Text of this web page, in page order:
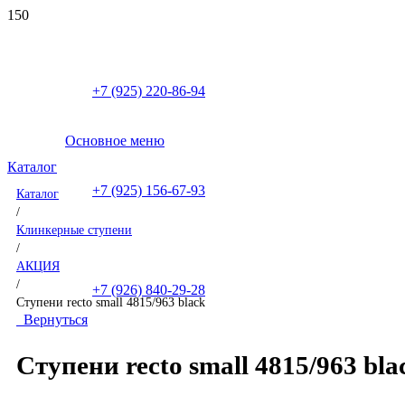
+7 (925) 220-86-94
+7 (925) 156-67-93
+7 (926) 840-29-28
Основное меню
Каталог
Каталог
/
Клинкерные ступени
/
АКЦИЯ
/
Ступени recto small 4815/963 black
Вернуться
Ступени recto small 4815/963